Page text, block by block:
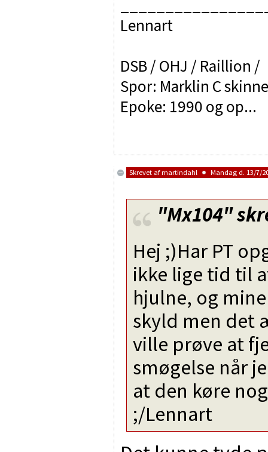
Lennart
DSB / OHJ / Raillion /
Spor: Marklin C
Epoke: 1990 og op...
Skrevet afmartindahl Mandag d. 13/7/
"Mx104"
Hej ;)Har PT
ikke lige tid til
hjulne, og
skyld men det
ville prøve at
smøgelse når
at den køre
;/Lennart